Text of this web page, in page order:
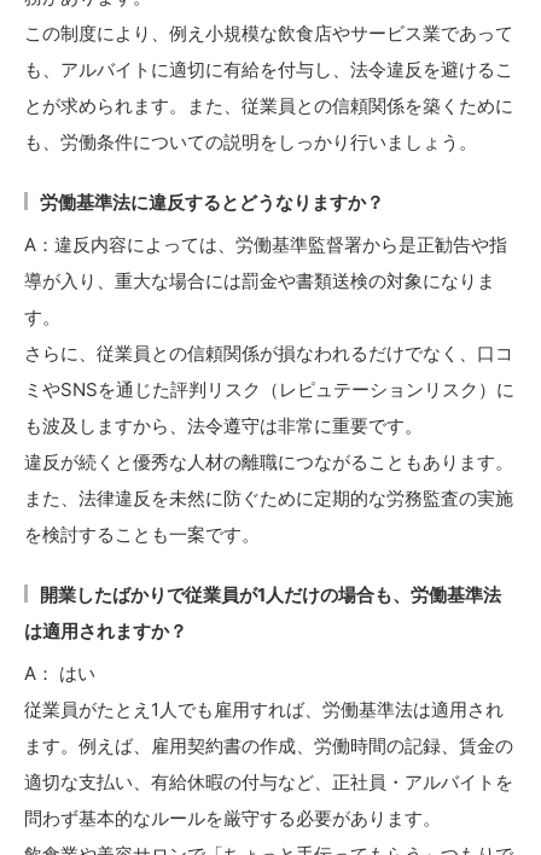
この制度により、例え小規模な飲食店やサービス業であって
も、アルバイトに適切に有給を付与し、法令違反を避けるこ
とが求められます。また、従業員との信頼関係を築くために
も、労働条件についての説明をしっかり行いましょう。
労働基準法に違反するとどうなりますか？
A：違反内容によっては、労働基準監督署から是正勧告や指
導が入り、重大な場合には罰金や書類送検の対象になりま
す。
さらに、従業員との信頼関係が損なわれるだけでなく、口コ
ミやSNSを通じた評判リスク（レピュテーションリスク）に
も波及しますから、法令遵守は非常に重要です。
違反が続くと優秀な人材の離職につながることもあります。
また、法律違反を未然に防ぐために定期的な労務監査の実施
を検討することも一案です。
開業したばかりで従業員が1人だけの場合も、労働基準法
は適用されますか？
A： はい
従業員がたとえ1人でも雇用すれば、労働基準法は適用され
ます。例えば、雇用契約書の作成、労働時間の記録、賃金の
適切な支払い、有給休暇の付与など、正社員・アルバイトを
問わず基本的なルールを厳守する必要があります。